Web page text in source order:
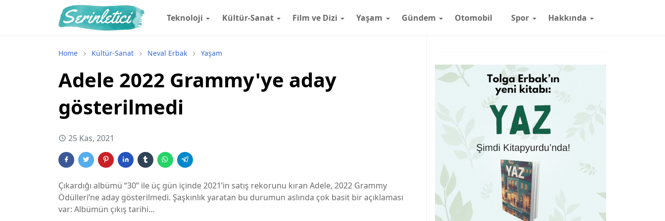
Teknoloji Kültür-Sanat Film ve Dizi Yaşam Gündem Otomobil Spor Hakkında
Home Kültür-Sanat Neval Erbak Yaşam
Adele 2022 Grammy'ye aday
gösterilmedi
25 Kas, 2021
Çıkardığı albümü “30” ile üç gün içinde 2021’in satış rekorunu kıran Adele, 2022 Grammy
Ödülleri’ne aday gösterilmedi. Şaşkınlık yaratan bu durumun aslında çok basit bir açıklaması
var: Albümün çıkış tarihi…